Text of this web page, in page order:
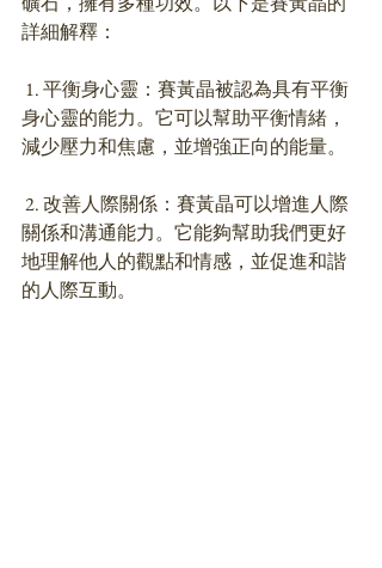
詳細解釋：
身心靈的能力。它可以幫助平衡情緒，
減少壓力和焦慮，並增強正向的能量。
關係和溝通能力。它能夠幫助我們更好
地理解他人的觀點和情感，並促進和諧
的人際互動。